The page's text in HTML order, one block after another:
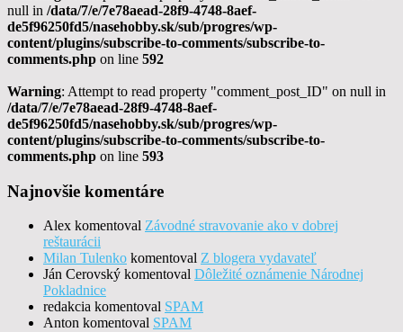
null in /data/7/e/7e78aead-28f9-4748-8aef-
de5f96250fd5/nasehobby.sk/sub/progres/wp-
content/plugins/subscribe-to-comments/subscribe-to-
comments.php on line 592
Warning: Attempt to read property "comment_post_ID" on null in
/data/7/e/7e78aead-28f9-4748-8aef-
de5f96250fd5/nasehobby.sk/sub/progres/wp-
content/plugins/subscribe-to-comments/subscribe-to-
comments.php on line 593
Najnovšie komentáre
Alex komentoval Závodné stravovanie ako v dobrej
reštaurácii
Milan Tulenko komentoval Z blogera vydavateľ
Ján Cerovský komentoval Dôležité oznámenie Národnej
Pokladnice
redakcia komentoval SPAM
Anton komentoval SPAM